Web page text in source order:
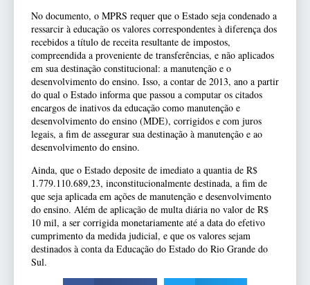
No documento, o MPRS requer que o Estado seja condenado a
ressarcir à educação os valores correspondentes à diferença dos
recebidos a título de receita resultante de impostos,
compreendida a proveniente de transferências, e não aplicados
em sua destinação constitucional: a manutenção e o
desenvolvimento do ensino. Isso, a contar de 2013, ano a partir
do qual o Estado informa que passou a computar os citados
encargos de inativos da educação como manutenção e
desenvolvimento do ensino (MDE), corrigidos e com juros
legais, a fim de assegurar sua destinação à manutenção e ao
desenvolvimento do ensino.
Ainda, que o Estado deposite de imediato a quantia de R$
1.779.110.689,23, inconstitucionalmente destinada, a fim de
que seja aplicada em ações de manutenção e desenvolvimento
do ensino. Além de aplicação de multa diária no valor de R$
10 mil, a ser corrigida monetariamente até a data do efetivo
cumprimento da medida judicial, e que os valores sejam
destinados à conta da Educação do Estado do Rio Grande do
Sul.